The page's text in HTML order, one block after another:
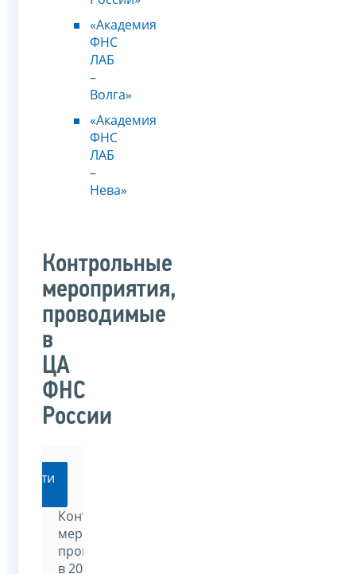
«Академия
ФНС
ЛАБ
–
Волга»
«Академия
ФНС
ЛАБ
–
Нева»
Контрольные
мероприятия,
проводимые
в
ЦА
ФНС
России
Перейти
Контрольные
мероприятия,
проводимые
в 2025